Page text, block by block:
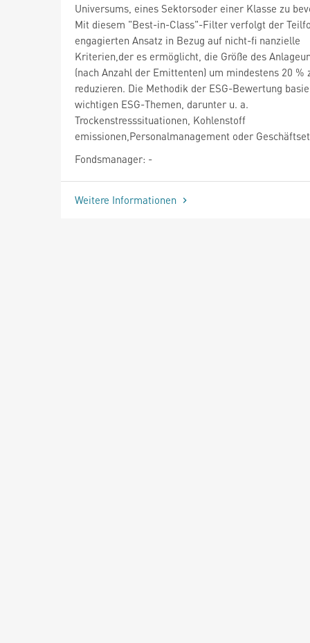
Universums, eines Sektorsoder einer Klasse zu
Mit diesem "Best-in-Class"-Filter verfolgt der
engagierten Ansatz in Bezug auf nicht-fi nanzielle
Kriterien,der es ermöglicht, die Größe des
(nach Anzahl der Emittenten) um mindestens 20 %
reduzieren. Die Methodik der ESG-Bewertung
wichtigen ESG-Themen, darunter u. a.
Trockenstresssituationen, Kohlenstoff
emissionen,Personalmanagement oder
Fondsmanager: -
Weitere Informationen